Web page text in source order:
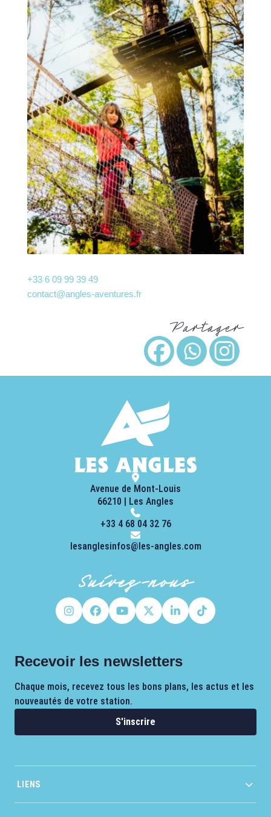
+33 6 09 99 39 49
contact@angles-aventures.fr
Partager
Avenue de Mont-Louis
66210 | Les Angles
+33 4 68 04 32 76
lesanglesinfos@les-angles.com
Suivez-nous
Recevoir les newsletters
Chaque mois, recevez tous les bons plans, les actus et les
nouveautés de votre station.
S'inscrire
LIENS